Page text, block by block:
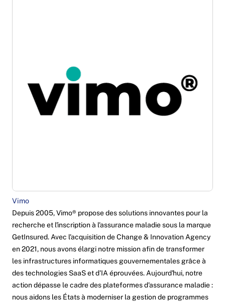
Vimo
Depuis 2005, Vimo® propose des solutions innovantes pour la
recherche et l'inscription à l'assurance maladie sous la marque
GetInsured. Avec l'acquisition de Change & Innovation Agency
en 2021, nous avons élargi notre mission afin de transformer
les infrastructures informatiques gouvernementales grâce à
des technologies SaaS et d'IA éprouvées. Aujourd'hui, notre
action dépasse le cadre des plateformes d'assurance maladie :
nous aidons les États à moderniser la gestion de programmes